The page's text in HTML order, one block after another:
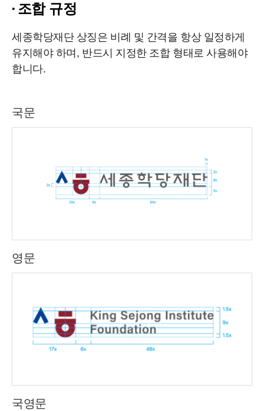
조합 규정
세종학당재단 상징은 비례 및 간격을 항상 일정하게
유지해야 하며, 반드시 지정한 조합 형태로 사용해야
합니다.
국문
영문
국영문